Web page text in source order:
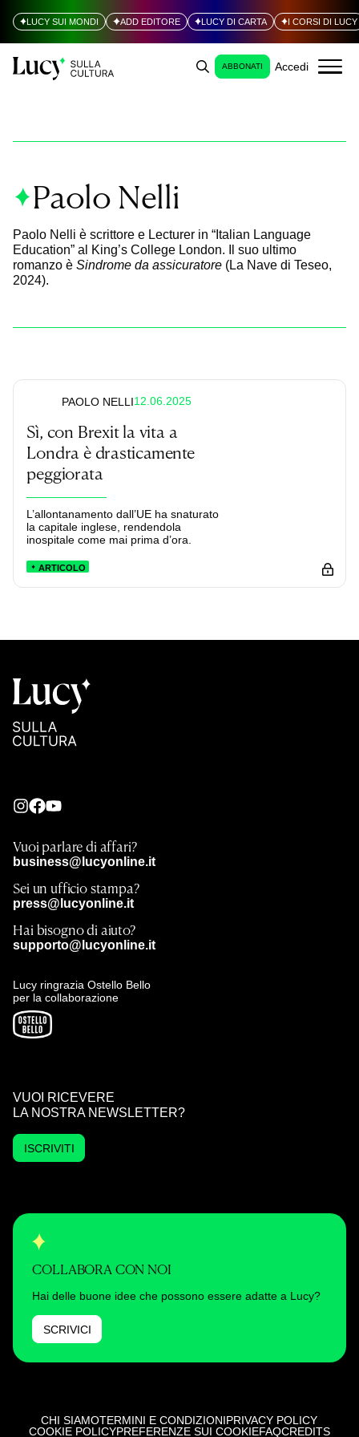
LUCY SUI MONDI ADD EDITORE LUCY DI CARTA I CORSI DI LUCY
ABBONATI Accedi
Paolo Nelli
Paolo Nelli è scrittore e Lecturer in “Italian Language
Education” al King’s College London. Il suo ultimo
romanzo èSindrome da assicuratore (La Nave di Teseo,
2024).
PAOLO NELLI12.06.2025
Sì, con Brexit la vita a
Londra è drasticamente
peggiorata
L’allontanamento dall’UE ha snaturato
la capitale inglese, rendendola
inospitale come mai prima d’ora.
ARTICOLO
Vuoi parlare di affari?
business@lucyonline.it
Sei un ufficio stampa?
press@lucyonline.it
Hai bisogno di aiuto?
supporto@lucyonline.it
Lucy ringrazia Ostello Bello
per la collaborazione
VUOI RICEVERE
LA NOSTRA NEWSLETTER?
ISCRIVITI
COLLABORA CON NOI
Hai delle buone idee che possono essere adatte a Lucy?
SCRIVICI
CHI SIAMOTERMINI E CONDIZIONIPRIVACY POLICY
COOKIE POLICYPREFERENZE SUI COOKIEFAQCREDITS